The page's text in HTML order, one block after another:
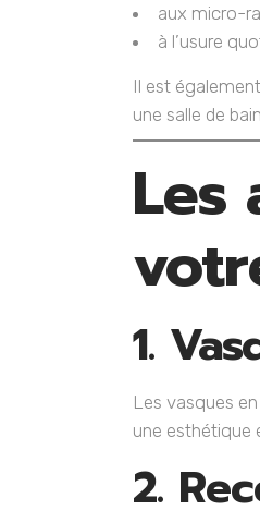
aux micro-
à l’usure
Il est
une salle de
Les
1.
Les vasques
une esthétique
2.